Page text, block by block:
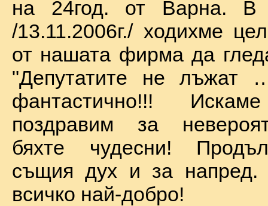
на 24год. от Варна. В
/13.11.2006г./ ходихме
от нашата фирма да
"Депутатите не
фантастично!!!
поздравим за
бяхте чудесни!
същия дух и за
всичко най-добро!